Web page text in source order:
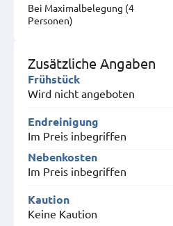
Bei Maximal­belegung (4
Personen)
Zusätzliche Angaben
Frühstück
Wird nicht angeboten
Endreinigung
Im Preis inbegriffen
Nebenkosten
Im Preis inbegriffen
Kaution
Keine Kaution